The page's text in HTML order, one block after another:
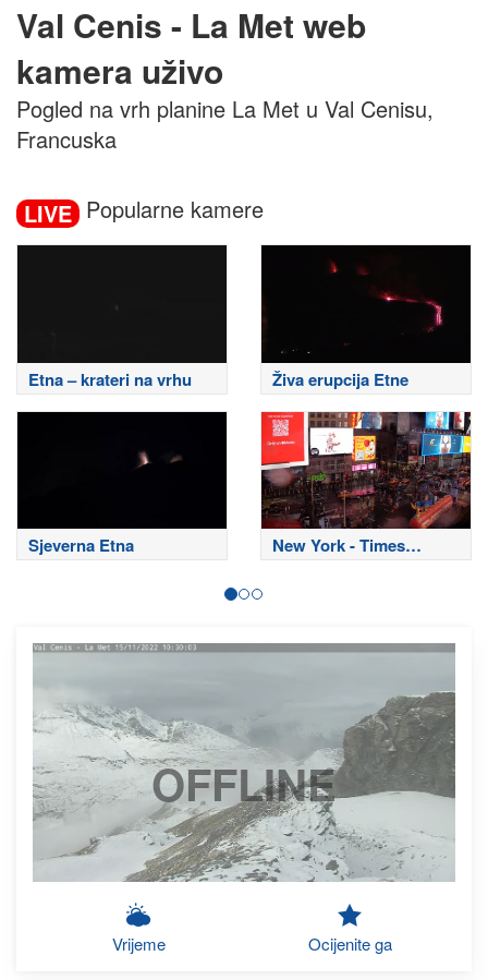
Val Cenis - La Met web
kamera uživo
Pogled na vrh planine La Met u Val Cenisu,
Francuska
LIVE Popularne kamere
Etna – krateri na vrhu Živa erupcija Etne
Sjeverna Etna
New York - Times
Square
OFFLINE
Vrijeme Ocijenite ga